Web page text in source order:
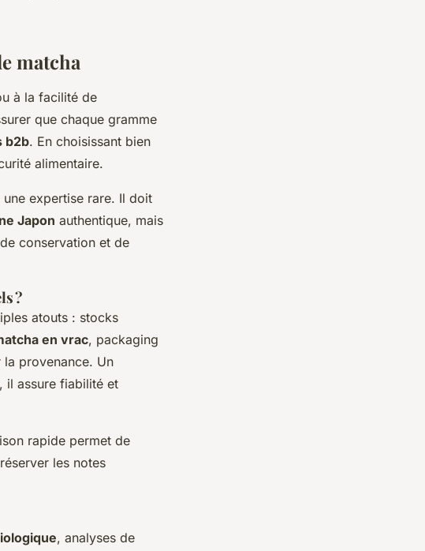
matcha
à la facilité de
que chaque gramme
b2b. En choisissant bien
alimentaire.
une expertise rare. Il doit
Japon authentique, mais
conservation et de
?
atouts : stocks
en vrac, packaging
provenance. Un
il assure fiabilité et
rapide permet de
les notes
, analyses de